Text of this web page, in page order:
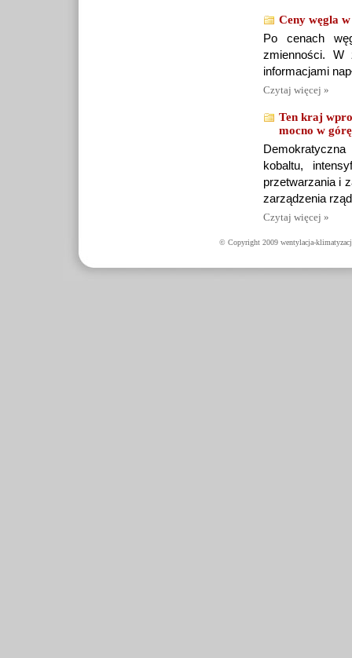
Ceny węgla
Po cenach
zmienności. W
informacjami
Czytaj więcej »
Ten kraj
mocno w górę
kobaltu,
przetwarzania i
zarządzenia
Czytaj więcej »
© Copyright 2009 wentylacja-